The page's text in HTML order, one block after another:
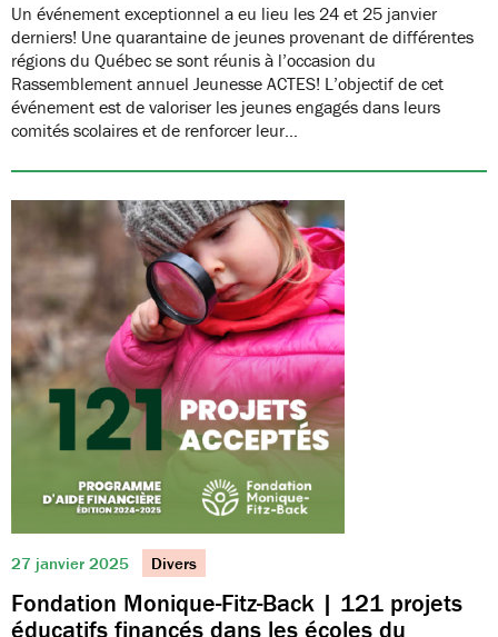
Un événement exceptionnel a eu lieu les 24 et 25 janvier
derniers! Une quarantaine de jeunes provenant de différentes
régions du Québec se sont réunis à l’occasion du
Rassemblement annuel Jeunesse ACTES! L’objectif de cet
événement est de valoriser les jeunes engagés dans leurs
comités scolaires et de renforcer leur…
27 janvier 2025 Divers
Fondation Monique-Fitz-Back | 121 projets
éducatifs financés dans les écoles du